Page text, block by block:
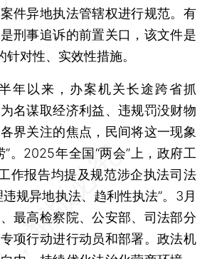
件异地执法管辖权进行规范。有
刑事追诉的前置关口，该文件是
针对性、实效性措施。
以来，办案机关长途跨省抓
名谋取经济利益、违规罚没财物
界关注的焦点，民间将这一现象
”。2025年全国“两会”上，政府工
作报告均提及规范涉企执法司法
规异地执法、趋利性执法”。3月
最高检察院、公安部、司法部分
项行动进行动员和部署。政法机